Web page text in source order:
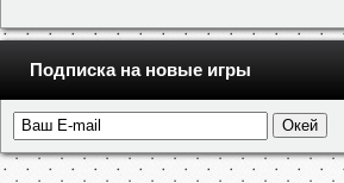
Подписка на новые игры